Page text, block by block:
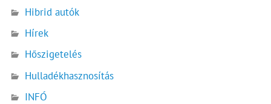
Hibrid autók
Hírek
Hőszigetelés
Hulladékhasznosítás
INFÓ